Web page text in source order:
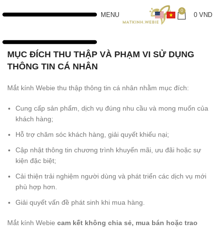
MENU
0
0 VND
MỤC ĐÍCH THU THẬP VÀ PHẠM VI SỬ DỤNG
THÔNG TIN CÁ NHÂN
Mắt kính Webie thu thập thông tin cá nhân nhằm mục đích:
Cung cấp sản phẩm, dịch vụ đúng nhu cầu và mong muốn của
khách hàng;
Hỗ trợ chăm sóc khách hàng, giải quyết khiếu nại;
Cập nhật thông tin chương trình khuyến mãi, ưu đãi hoặc sự
kiện đặc biệt;
Cải thiện trải nghiệm người dùng và phát triển các dịch vụ mới
phù hợp hơn.
Giải quyết vấn đề phát sinh khi mua hàng.
Mắt kính Webie cam kết không chia sẻ, mua bán hoặc trao